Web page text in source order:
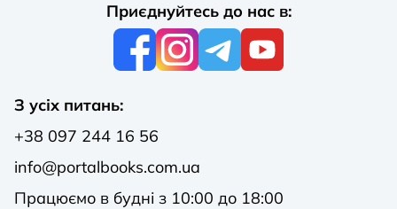
Приєднуйтесь до нас в:
З усіх питань:
+38 097 244 16 56
info@portalbooks.com.ua
Працюємо в будні з 10:00 до 18:00